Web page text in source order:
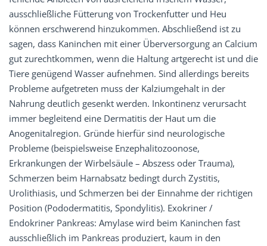
ausschließliche Fütterung von Trockenfutter und Heu
können erschwerend hinzukommen. Abschließend ist zu
sagen, dass Kaninchen mit einer Überversorgung an Calcium
gut zurechtkommen, wenn die Haltung artgerecht ist und die
Tiere genügend Wasser aufnehmen. Sind allerdings bereits
Probleme aufgetreten muss der Kalziumgehalt in der
Nahrung deutlich gesenkt werden. Inkontinenz verursacht
immer begleitend eine Dermatitis der Haut um die
Anogenitalregion. Gründe hierfür sind neurologische
Probleme (beispielsweise Enzephalitozoonose,
Erkrankungen der Wirbelsäule – Abszess oder Trauma),
Schmerzen beim Harnabsatz bedingt durch Zystitis,
Urolithiasis, und Schmerzen bei der Einnahme der richtigen
Position (Pododermatitis, Spondylitis). Exokriner /
Endokriner Pankreas: Amylase wird beim Kaninchen fast
ausschließlich im Pankreas produziert, kaum in den